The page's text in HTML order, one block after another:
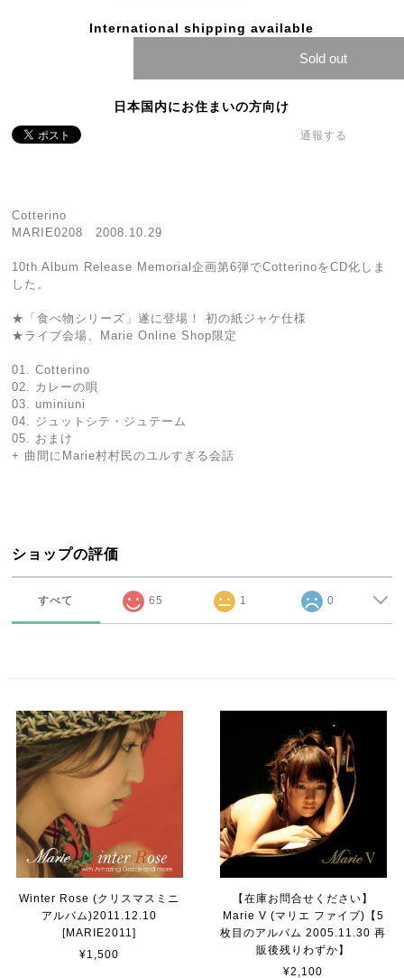
International shipping available
Sold out
日本国内にお住まいの方向け
通報する
Cotterino
MARIE0208 2008.10.29
10th Album Release Memorial企画第6弾でCotterinoをCD化しま
した。
★「食べ物シリーズ」遂に登場！ 初の紙ジャケ仕様
★ライブ会場、Marie Online Shop限定
01. Cotterino
02. カレーの唄
03. uminiuni
04. ジュットシテ・ジュテーム
05. おまけ
+ 曲間にMarie村村民のユルすぎる会話
ショップの評価
すべて 65 1 0
Winter Rose (クリスマスミニ
アルバム)2011.12.10
[MARIE2011]
¥1,500
【在庫お問合せください】
Marie V (マリエ ファイブ)【5
枚目のアルバム 2005.11.30 再
販後残りわずか】
¥2,100